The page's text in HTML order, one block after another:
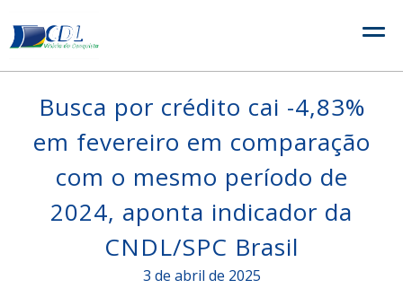
to
content
Busca por crédito cai -4,83%
em fevereiro em comparação
com o mesmo período de
2024, aponta indicador da
CNDL/SPC Brasil
3 de abril de 2025